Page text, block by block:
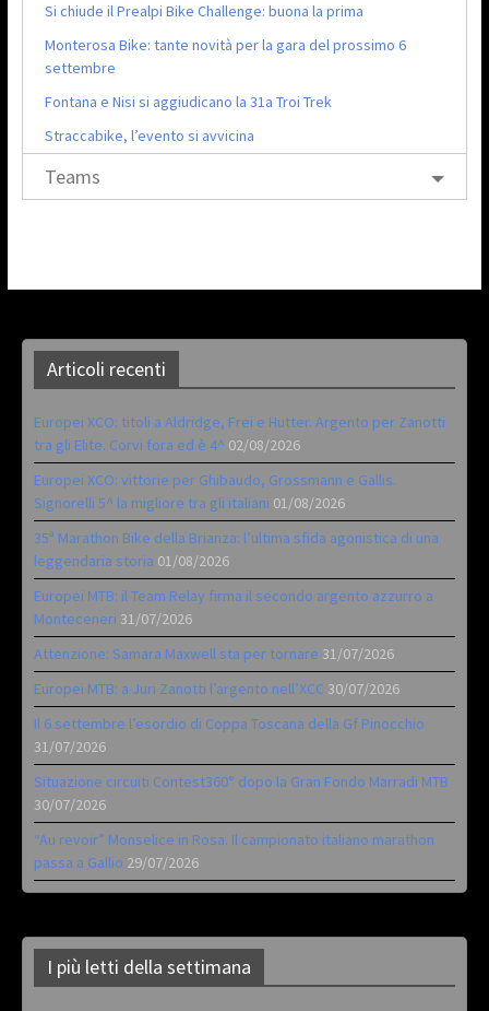
Si chiude il Prealpi Bike Challenge: buona la prima
Monterosa Bike: tante novità per la gara del prossimo 6
settembre
Fontana e Nisi si aggiudicano la 31a Troi Trek
Straccabike, l’evento si avvicina
Teams
Articoli recenti
Europei XCO: titoli a Aldridge, Frei e Hutter. Argento per Zanotti
tra gli Elite. Corvi fora ed è 4^ 02/08/2026
Europei XCO: vittorie per Ghibaudo, Grossmann e Gallis.
Signorelli 5^ la migliore tra gli italiani 01/08/2026
35ª Marathon Bike della Brianza: l’ultima sfida agonistica di una
leggendaria storia 01/08/2026
Europei MTB: il Team Relay firma il secondo argento azzurro a
Monteceneri 31/07/2026
Attenzione: Samara Maxwell sta per tornare 31/07/2026
Europei MTB: a Juri Zanotti l’argento nell’XCC 30/07/2026
Il 6 settembre l’esordio di Coppa Toscana della Gf Pinocchio
31/07/2026
Situazione circuiti Contest360° dopo la Gran Fondo Marradi MTB
30/07/2026
“Au revoir” Monselice in Rosa. Il campionato italiano marathon
passa a Gallio 29/07/2026
I più letti della settimana